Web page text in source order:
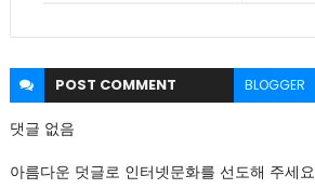
POST COMMENT BLOGGER
댓글 없음
아름다운 덧글로 인터넷문화를 선도해 주세요